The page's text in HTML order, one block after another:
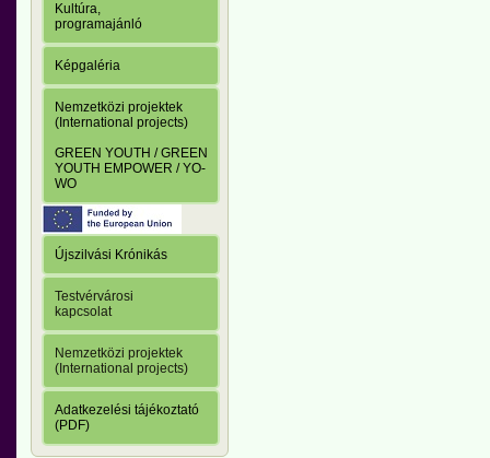
Kultúra,
programajánló
Képgaléria
Nemzetközi projektek
(International projects)
GREEN YOUTH / GREEN
YOUTH EMPOWER / YO-
WO
Újszilvási Krónikás
Testvérvárosi
kapcsolat
Nemzetközi projektek
(International projects)
Adatkezelési tájékoztató
(PDF)